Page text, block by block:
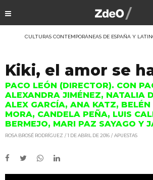
CULTURAS CONTEMPORÁNEAS DE ESPAÑA Y
Kiki, el amor se
PACO LEÓN (DIRECTOR). CON
ALEXANDRA JIMÉNEZ, NATALIA
ALEX GARCÍA, ANA KATZ, BELÉN
MORA, CANDELA PEÑA, LUIS
BERMEJO, MARI PAZ SAYAGO Y
ROSA BROSÉ RODRÍGUEZ 1 DE ABRIL DE 2016 APUESTAS